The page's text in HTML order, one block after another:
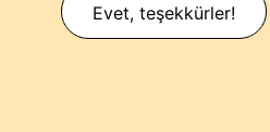
Evet, teşekkürler!